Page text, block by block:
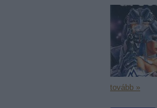
tovább »